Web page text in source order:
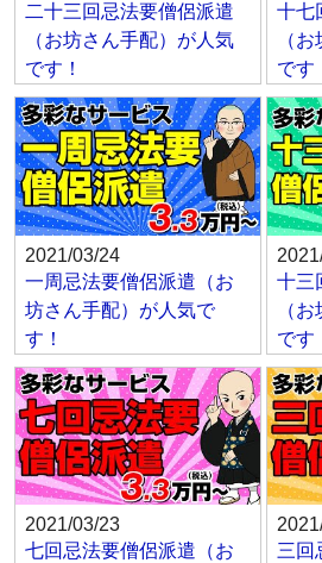
二十三回忌法要僧侶派遣
（お坊さん手配）が人気
です！
十七
（
です
2021/03/24
一周忌法要僧侶派遣（お
坊さん手配）が人気で
す！
十三
（
です
2021/03/23
七回忌法要僧侶派遣（お
三回